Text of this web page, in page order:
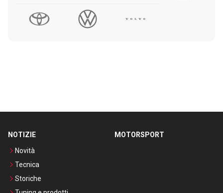
NOTIZIE
Novità
Tecnica
Storiche
MOTORSPORT